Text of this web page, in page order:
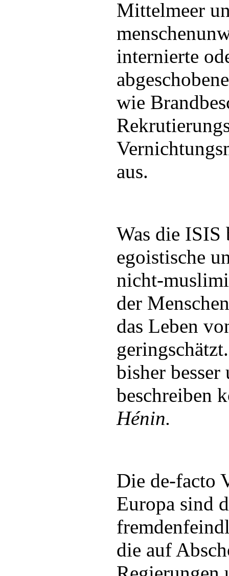
Mittelmeer
internierte
wie
aus.
Was die ISIS
egoistische
nicht-
der
das Leben
bisher besser
beschreiben
Hénin.
Die de-facto
Europa sind
die auf